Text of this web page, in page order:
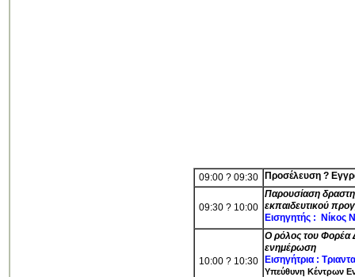
09:00 ? 09:30 Προσέλευση ?
09:30 ? 10:00
Παρουσίαση
εκπαιδευτικού
Εισηγητής : Νίκος
10:00 ? 10:30
Ο ρόλος του Φορέα
ενημέρωση
Εισηγήτρια :
Υπεύθυνη Κέντρων